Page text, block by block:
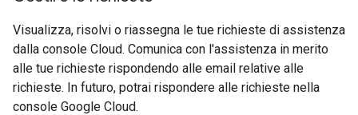
Visualizza, risolvi o riassegna le tue richieste di assistenza
dalla console Cloud. Comunica con l'assistenza in merito
alle tue richieste rispondendo alle email relative alle
richieste. In futuro, potrai rispondere alle richieste nella
console Google Cloud.